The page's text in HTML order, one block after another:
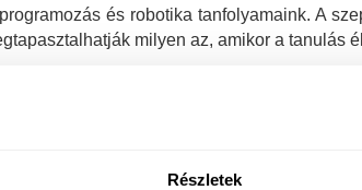
Részletek
és robotika tanfolyamaink. A
milyen az, amikor a tanulás
is elérhetőek programozás és
önigazolást Gellért téri nyílt óránkon.